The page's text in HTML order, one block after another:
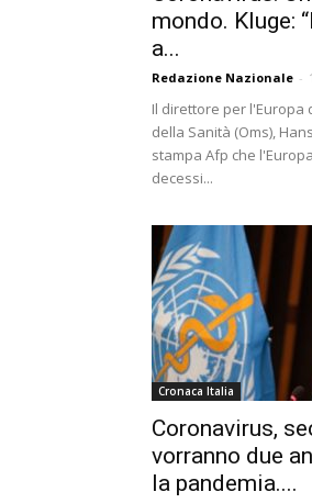
mondo. Kluge:
a...
Redazione Nazionale -
Il direttore per l'Europa
della Sanità (Oms),
stampa Afp che
decessi...
Cronaca Italia
Coronavirus,
vorranno due
la pandemia....